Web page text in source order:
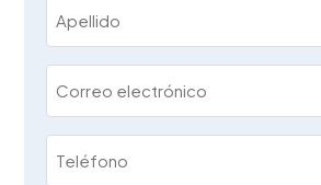
(Obligatorio)